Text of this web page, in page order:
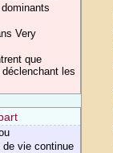
Very
que
déclenchant les
de vie continue